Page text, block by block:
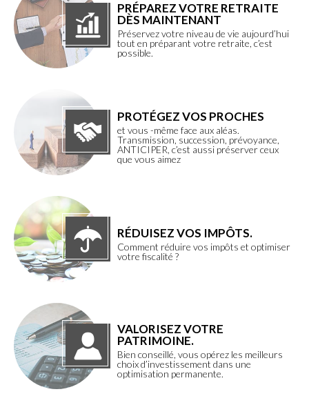
PRÉPAREZ VOTRE RETRAITE
DÈS MAINTENANT
Préservez votre niveau de vie aujourd’hui
tout en préparant votre retraite, c’est
possible.
PROTÉGEZ VOS PROCHES
et vous -même face aux aléas.
Transmission, succession, prévoyance,
ANTICIPER, c’est aussi préserver ceux
que vous aimez
RÉDUISEZ VOS IMPÔTS.
Comment réduire vos impôts et optimiser
votre fiscalité ?
VALORISEZ VOTRE
PATRIMOINE.
Bien conseillé, vous opérez les meilleurs
choix d’investissement dans une
optimisation permanente.